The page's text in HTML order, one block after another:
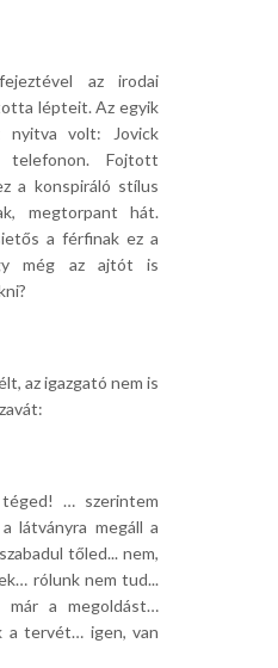
az irodai
lépteit. Az egyik
nyitva volt: Jovick
telefonon. Fojtott
a konspiráló stílus
megtorpant hát.
a férfinak ez a
még az ajtót is
az igazgató nem is
… szerintem
látványra megáll a
tőled... nem,
rólunk nem tud...
már a megoldást…
a tervét… igen, van